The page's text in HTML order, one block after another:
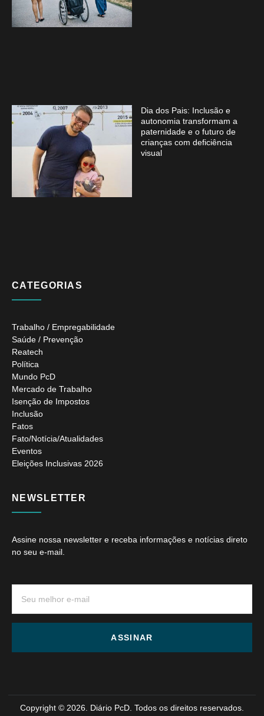
Dia dos Pais: Inclusão e
autonomia transformam a
paternidade e o futuro de
crianças com deficiência
visual
CATEGORIAS
Trabalho / Empregabilidade
Saúde / Prevenção
Reatech
Política
Mundo PcD
Mercado de Trabalho
Isenção de Impostos
Inclusão
Fatos
Fato/Notícia/Atualidades
Eventos
Eleições Inclusivas 2026
NEWSLETTER
Assine nossa newsletter e receba informações e notícias direto
no seu e-mail.
ASSINAR
Copyright © 2026. Diário PcD. Todos os direitos reservados.